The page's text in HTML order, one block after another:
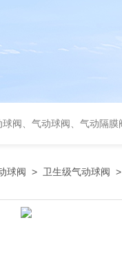
阀、气动球阀、气动隔
球阀 > 卫生级气动球阀